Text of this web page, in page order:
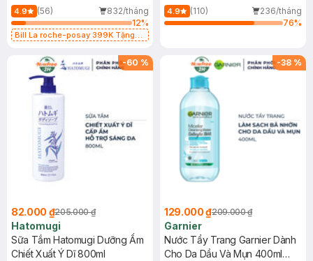
Dụng 40ml
4.9 (56)
832/tháng
12%
Bill La roche-posay 399K Tặng
(SL có hạn)
40ml
4.9 (110)
236/tháng
76%
-60 %
82.000 ₫205.000 ₫
Hatomugi
Sữa Tắm Hatomugi Dưỡng Ẩm
Chiết Xuất Ý Dĩ 800ml
-38 %
129.000 ₫209.000 ₫
Garnier
Nước Tẩy Trang Garnier Dành
Cho Da Dầu Và Mụn 400ml